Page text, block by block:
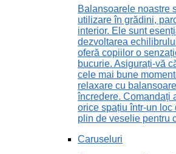
Balansoarele noastre
utilizare în grădini,
interior. Ele sunt
dezvoltarea
oferă copiilor o
bucurie. Asigurați-vă
cele mai bune
relaxare cu
încredere. Comandați
orice spațiu într-un loc
plin de veselie pentru
Caruseluri